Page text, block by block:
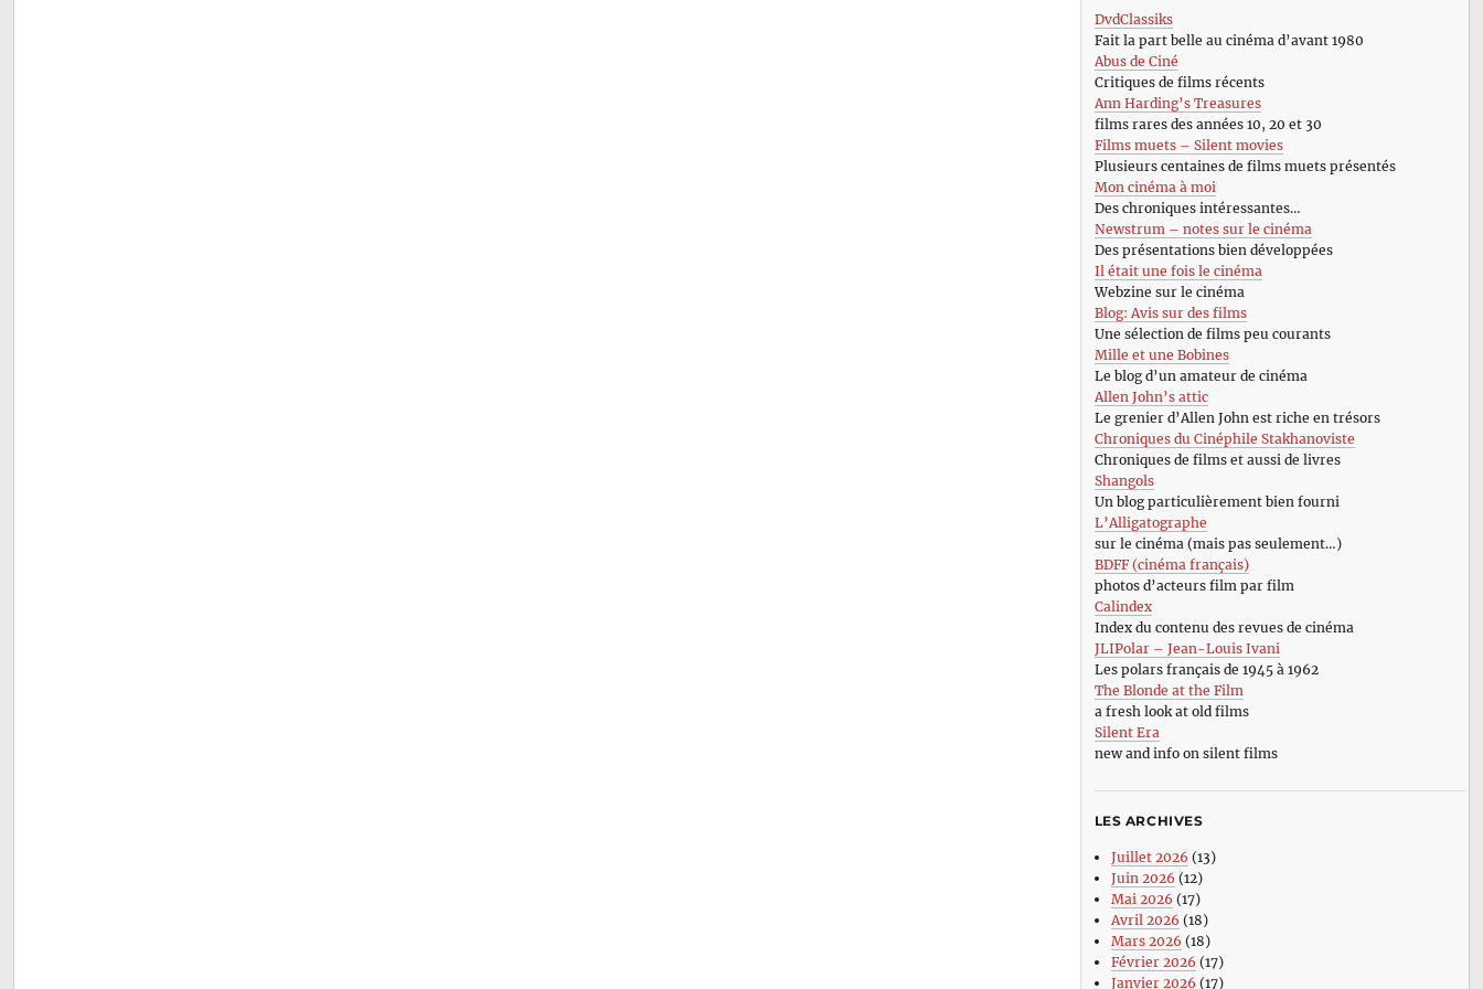
DvdClassiks
Fait la part belle au cinéma d’avant 1980
Abus de Ciné
Critiques de films récents
Ann Harding’s Treasures
films rares des années 10, 20 et 30
Films muets – Silent movies
Plusieurs centaines de films muets présentés
Mon cinéma à moi
Des chroniques intéressantes…
Newstrum – notes sur le cinéma
Des présentations bien développées
Il était une fois le cinéma
Webzine sur le cinéma
Blog: Avis sur des films
Une sélection de films peu courants
Mille et une Bobines
Le blog d’un amateur de cinéma
Allen John’s attic
Le grenier d’Allen John est riche en trésors
Chroniques du Cinéphile Stakhanoviste
Chroniques de films et aussi de livres
Shangols
Un blog particulièrement bien fourni
L’Alligatographe
sur le cinéma (mais pas seulement…)
BDFF (cinéma français)
photos d’acteurs film par film
Calindex
Index du contenu des revues de cinéma
JLIPolar – Jean-Louis Ivani
Les polars français de 1945 à 1962
The Blonde at the Film
a fresh look at old films
Silent Era
new and info on silent films
LES ARCHIVES
Juillet 2026 (13)
Juin 2026 (12)
Mai 2026 (17)
Avril 2026 (18)
Mars 2026 (18)
Février 2026 (17)
Janvier 2026 (17)